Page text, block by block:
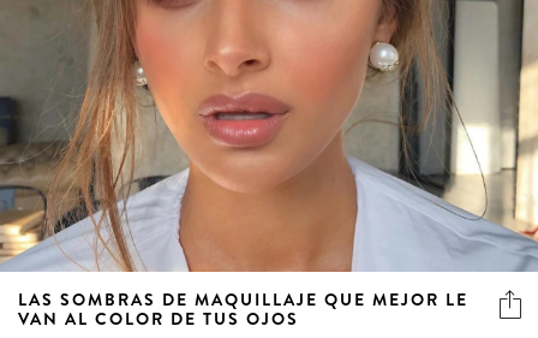
LAS SOMBRAS DE MAQUILLAJE QUE MEJOR LE
VAN AL COLOR DE TUS OJOS